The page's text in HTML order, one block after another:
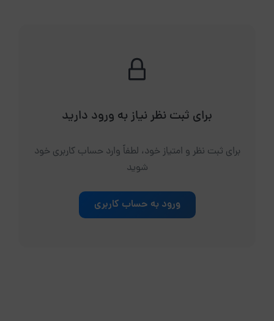
برای ثبت نظر نیاز به ورود دارید
برای ثبت نظر و امتیاز خود، لطفاً وارد حساب کاربری خود
شوید
ورود به حساب کاربری